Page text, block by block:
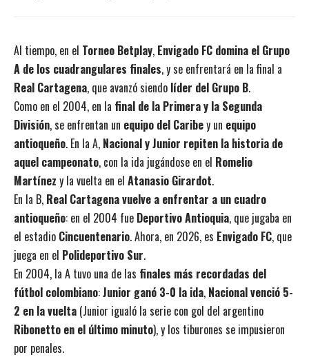
Al tiempo, en el Torneo Betplay, Envigado FC domina el Grupo
A de los cuadrangulares finales, y se enfrentará en la final a
Real Cartagena, que avanzó siendo líder del Grupo B.
Como en el 2004, en la final de la Primera y la Segunda
División, se enfrentan un equipo del Caribey un equipo
antioqueño. En la A, Nacional y Junior repiten la historia de
aquel campeonato, con la ida jugándose en el Romelio
Martínez y la vuelta en el Atanasio Girardot.
En la B, Real Cartagena vuelve a enfrentar a un cuadro
antioqueño: en el 2004 fue Deportivo Antioquia, que jugaba en
el estadio Cincuentenario. Ahora, en 2026, es Envigado FC, que
juega en el Polideportivo Sur.
En 2004, la A tuvo una de las finales más recordadas del
fútbol colombiano:Junior ganó 3-0 la ida, Nacional venció 5-
2 en la vuelta (Junior igualó la serie con gol del argentino
Ribonetto en el último minuto), y los tiburones se impusieron
por penales.